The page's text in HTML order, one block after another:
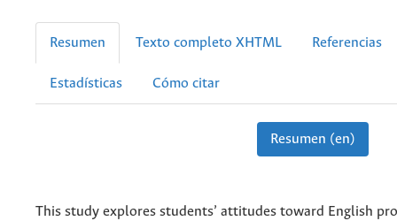
Resumen Texto completo XHTML Referencias
Estadísticas Cómo citar
Resumen (en)
This study explores students’ attitudes toward English